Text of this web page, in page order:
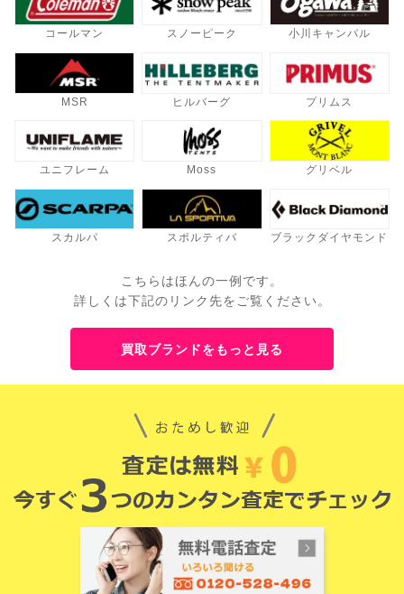
コールマン スノーピーク 小川キャンパル
MSR ヒルバーグ プリムス
ユニフレーム Moss グリベル
スカルパ スポルティバ ブラックダイヤモンド
こちらはほんの一例です。
詳しくは下記のリンク先をご覧ください。
買取ブランドをもっと見る